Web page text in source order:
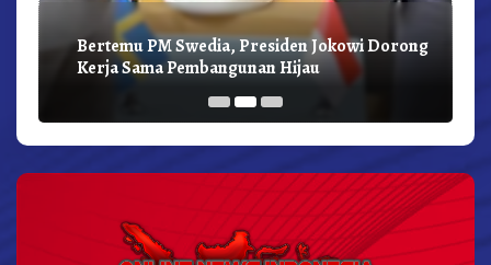
Bertemu PM Swedia, Presiden Jokowi Dorong
Kerja Sama Pembangunan Hijau